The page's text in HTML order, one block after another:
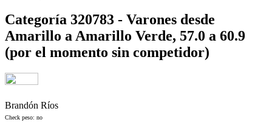
Categoría 320783 - Varones desde
Amarillo a Amarillo Verde, 57.0 a 60.9
(por el momento sin competidor)
Brandón Ríos
Check peso: no